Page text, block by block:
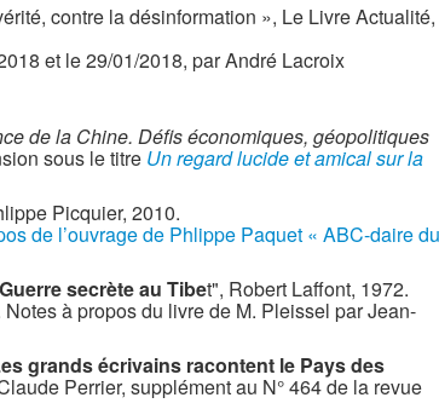
contre la désinformation », Le Livre Actualité,
et le 29/01/2018, par André Lacroix
de la Chine. Défis économiques, géopolitiques
sous le titre Un regard lucide et amical sur la
Picquier, 2010.
de l’ouvrage de Phlippe Paquet « ABC-daire du
secrète au Tibet", Robert Laffont, 1972.
Notes à propos du livre de M. Pleissel par Jean-
grands écrivains racontent le Pays des
Perrier, supplément au N° 464 de la revue